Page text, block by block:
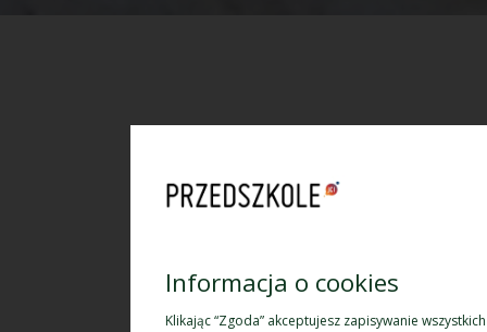
Informacja o cookies
Klikając “Zgoda” akceptujesz zapisywanie